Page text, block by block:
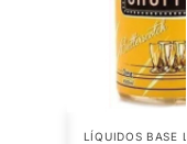
LÍQUIDOS BASE